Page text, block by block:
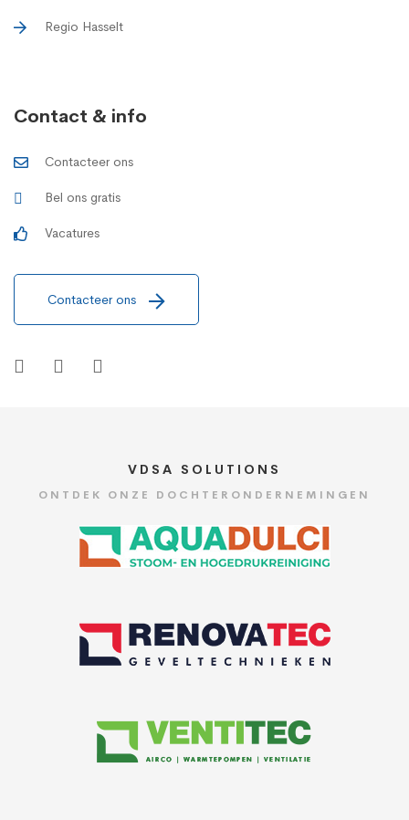
Regio Hasselt
Contact & info
Contacteer ons
Bel ons gratis
Vacatures
Contacteer ons
VDSA SOLUTIONS
ONTDEK ONZE DOCHTERONDERNEMINGEN